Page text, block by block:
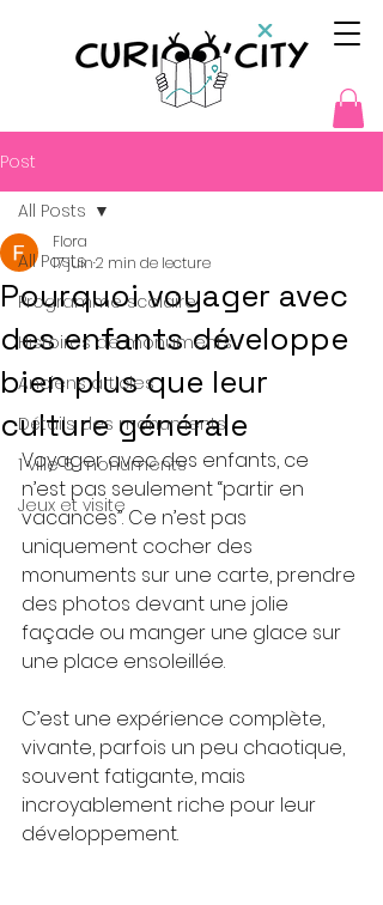
Post
All Posts
Programme scolaire
Histoires de monuments
Anciens articles
Détails des monuments
1 ville 5 monuments
Jeux et visite
All Posts
Pourquoi voyager avec
des enfants développe
bien plus que leur
culture générale
Flora
17 juin2 min de lecture
Voyager avec des enfants, ce
n’est pas seulement “partir en
vacances”. Ce n’est pas
uniquement cocher des
monuments sur une carte, prendre
des photos devant une jolie
façade ou manger une glace sur
une place ensoleillée.
C’est une expérience complète,
vivante, parfois un peu chaotique,
souvent fatigante, mais
incroyablement riche pour leur
développement.